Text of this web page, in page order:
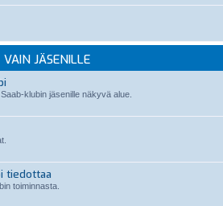
VAIN JÄSENILLE
klubin jäsenille näkyvä alue.
tiedottaa
toiminnasta.